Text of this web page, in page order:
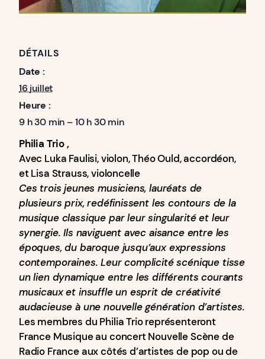
DÉTAILS
Date :
16 juillet
Heure :
9 h 30 min – 10 h 30 min
Philia Trio ,
Avec Luka Faulisi, violon, Théo Ould, accordéon,
et Lisa Strauss, violoncelle
Ces trois jeunes musiciens, lauréats de
plusieurs prix, redéfinissent les contours de la
musique classique par leur singularité et leur
synergie. Ils naviguent avec aisance entre les
époques, du baroque jusqu’aux expressions
contemporaines. Leur complicité scénique tisse
un lien dynamique entre les différents courants
musicaux et insuffle un esprit de créativité
audacieuse à une nouvelle génération d’artistes.
Les membres du Philia Trio représenteront
France Musique au concert Nouvelle Scène de
Radio France aux côtés d’artistes de pop ou de